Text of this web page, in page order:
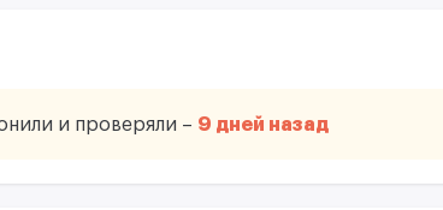
и проверяли – 9 дней назад